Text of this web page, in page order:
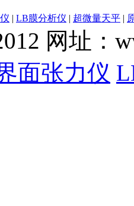
| LB膜分析仪 | 超微量天平 |
网址：
面张力仪